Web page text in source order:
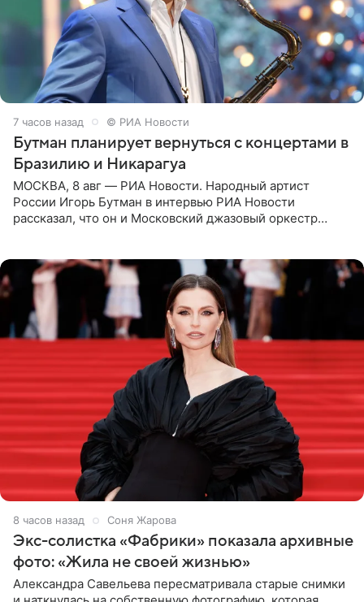
7 часов назад © РИА Новости
Бутман планирует вернуться с концертами в
Бразилию и Никарагуа
МОСКВА, 8 авг — РИА Новости. Народный артист
России Игорь Бутман в интервью РИА Новости
рассказал, что он и Московский джазовый оркестр
8 часов назад Соня Жарова
Экс-солистка «Фабрики» показала архивные
фото: «Жила не своей жизнью»
Александра Савельева пересматривала старые снимки